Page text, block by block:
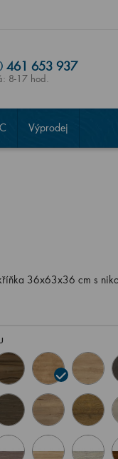
461 653 937
8-17 hod.
Výprodej
36x63x36 cm s